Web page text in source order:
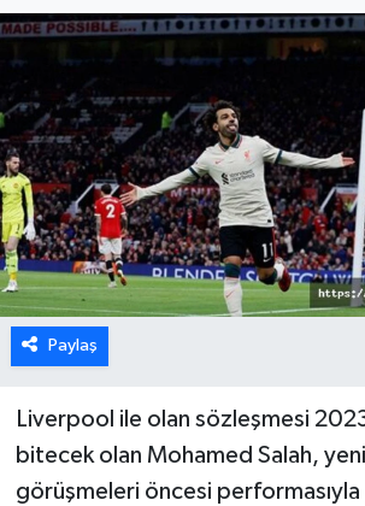
Paylaş
Liverpool ile olan sözleşmesi
bitecek olan Mohamed Salah,
görüşmeleri öncesi